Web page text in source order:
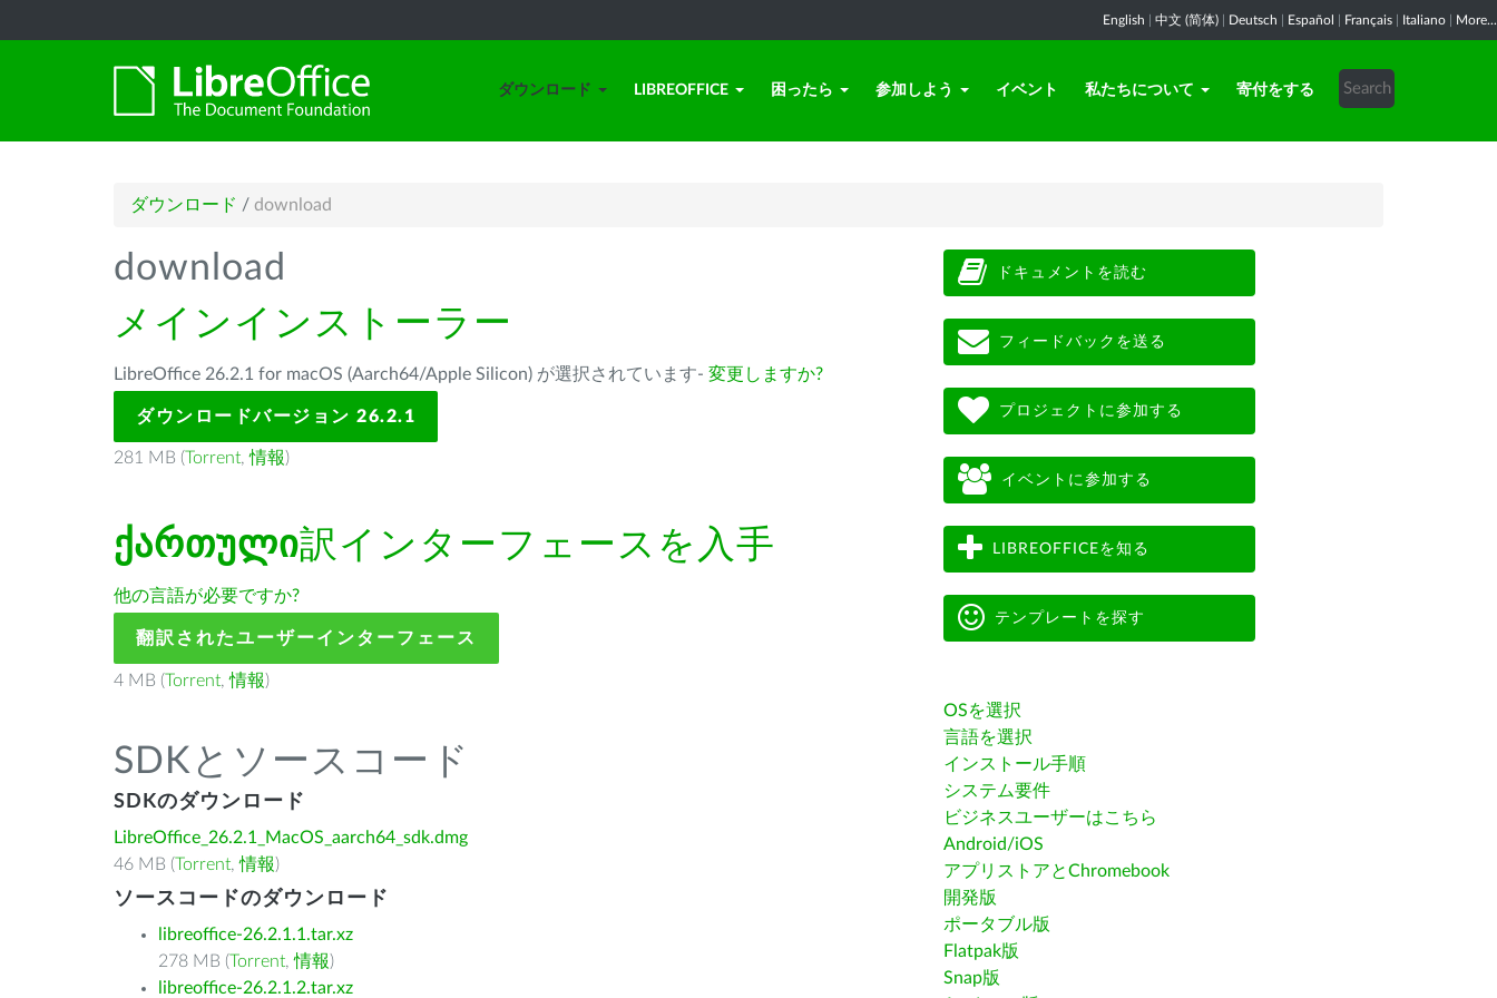
English 中文 (简体) Deutsch Español Français Italiano More...
ダウンロード LIBREOFFICE 困ったら 参加しよう イベント 私たちについて 寄付をする
ダウンロード / download
download
メインインストーラー
LibreOffice 26.2.1 for macOS (Aarch64/Apple Silicon) が選択されています- 変更しますか?
ダウンロードバージョン 26.2.1
281 MB (Torrent,情報)
ქართული訳インターフェースを入手
他の言語が必要ですか?
翻訳されたユーザーインターフェース
4 MB (Torrent,情報)
SDKとソースコード
SDKのダウンロード
LibreOffice_26.2.1_MacOS_aarch64_sdk.dmg
46 MB (Torrent,情報)
ソースコードのダウンロード
libreoffice-26.2.1.1.tar.xz
278 MB (Torrent,情報)
libreoffice-26.2.1.2.tar.xz
ドキュメントを読む
フィードバックを送る
プロジェクトに参加する
イベントに参加する
LIBREOFFICEを知る
テンプレートを探す
OSを選択
言語を選択
インストール手順
システム要件
ビジネスユーザーはこちら
Android/iOS
アプリストアとChromebook
開発版
ポータブル版
Flatpak版
Snap版